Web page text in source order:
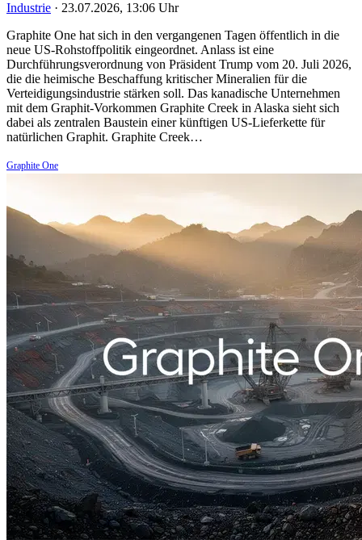
Industrie · 23.07.2026, 13:06 Uhr
Graphite One hat sich in den vergangenen Tagen öffentlich in die
neue US-Rohstoffpolitik eingeordnet. Anlass ist eine
Durchführungsverordnung von Präsident Trump vom 20. Juli 2026,
die die heimische Beschaffung kritischer Mineralien für die
Verteidigungsindustrie stärken soll. Das kanadische Unternehmen
mit dem Graphit-Vorkommen Graphite Creek in Alaska sieht sich
dabei als zentralen Baustein einer künftigen US-Lieferkette für
natürlichen Graphit. Graphite Creek…
Graphite One